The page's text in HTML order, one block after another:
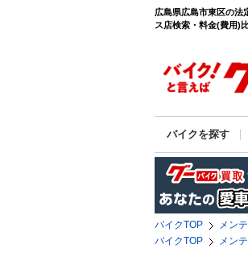
広島県広島市東区の法
ス店検索・料金(費用)
バイクを探す
バイクTOP メン
バイクTOP
メン